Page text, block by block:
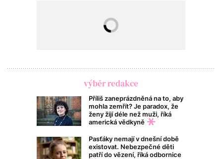
výběr redakce
Příliš zaneprázdněná na to, aby
mohla zemřít? Je paradox, že
ženy žijí déle než muži, říká
americká vědkyně
Pasťáky nemají v dnešní době
existovat. Nebezpečné děti
patří do vězení, říká odbornice